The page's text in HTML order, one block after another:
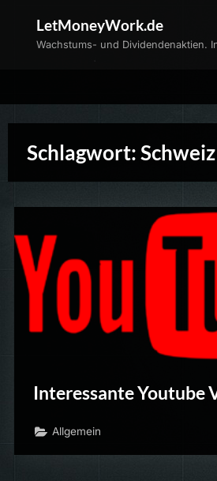
LetMoneyWork.de
Wachstums- und Dividendenaktien.
Schlagwort:Schweiz
Interessante Youtube
Allgemein